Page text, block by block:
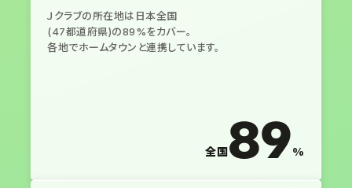
Ｊクラブの所在地は日本全国
(47都道府県)の89%をカバー。
各地でホームタウンと連携しています。
全国89%